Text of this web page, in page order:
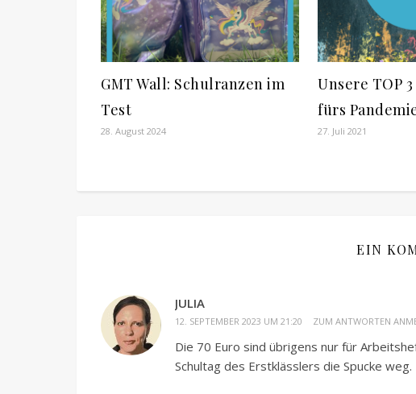
GMT Wall: Schulranzen im
Test
28. August 2024
Unsere TOP
fürs
27. Juli 2021
EIN
JULIA
12. SEPTEMBER 2023 UM 21:20 ZUM ANTWORTEN
Die 70 Euro sind übrigens nur für
Schultag des Erstklässlers die Spucke weg.